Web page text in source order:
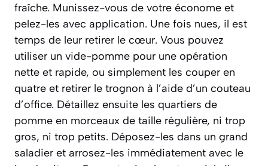
fraîche. Munissez-vous de votre économe et
pelez-les avec application. Une fois nues, il est
temps de leur retirer le cœur. Vous pouvez
utiliser un vide-pomme pour une opération
nette et rapide, ou simplement les couper en
quatre et retirer le trognon à l’aide d’un couteau
d’office. Détaillez ensuite les quartiers de
pomme en morceaux de taille régulière, ni trop
gros, ni trop petits. Déposez-les dans un grand
saladier et arrosez-les immédiatement avec le